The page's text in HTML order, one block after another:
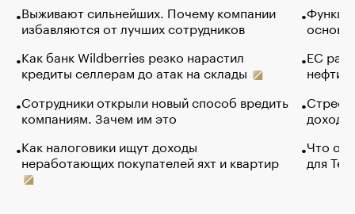
Выживают сильнейших. Почему компании
избавляются от лучших сотрудников
Как банк Wildberries резко нарастил
кредиты селлерам до атак на склады
Сотрудники открыли новый способ вредить
компаниям. Зачем им это
Как налоговики ищут доходы
неработающих покупателей яхт и квартир
основ
ЕС
нефти
Что
для